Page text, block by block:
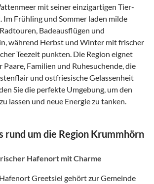
mit seiner einzigartigen Tier-
Im Frühling und Sommer laden milde
Badeausflügen und
während Herbst und Winter mit frischer
Teezeit punkten. Die Region eignet
Paare, Familien und Ruhesuchende, die
und ostfriesische Gelassenheit
Sie die perfekte Umgebung, um den
lassen und neue Energie zu tanken.
rund um die Region Krummhörn
Hafenort mit Charme
Greetsiel gehört zur Gemeinde